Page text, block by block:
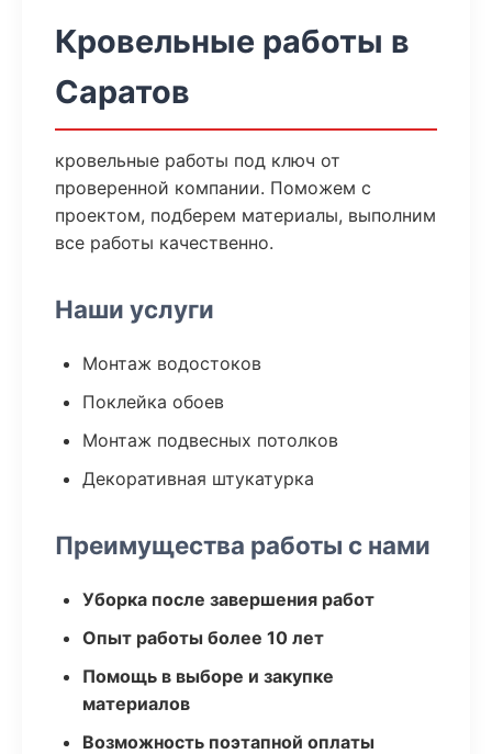
Кровельные работы в
Саратов
кровельные работы под ключ от
проверенной компании. Поможем с
проектом, подберем материалы, выполним
все работы качественно.
Наши услуги
Монтаж водостоков
Поклейка обоев
Монтаж подвесных потолков
Декоративная штукатурка
Преимущества работы с нами
Уборка после завершения работ
Опыт работы более 10 лет
Помощь в выборе и закупке
материалов
Возможность поэтапной оплаты